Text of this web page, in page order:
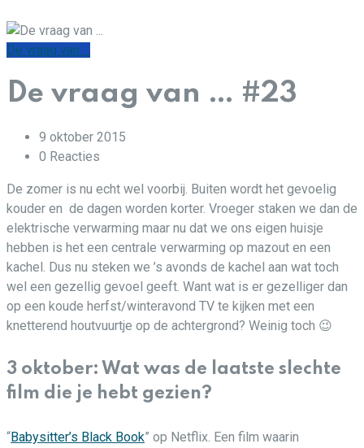
De vraag van ...
De vraag van … #23
9 oktober 2015
0 Reacties
De zomer is nu echt wel voorbij. Buiten wordt het gevoelig
kouder en de dagen worden korter. Vroeger staken we dan de
elektrische verwarming maar nu dat we ons eigen huisje
hebben is het een centrale verwarming op mazout en een
kachel. Dus nu steken we ’s avonds de kachel aan wat toch
wel een gezellig gevoel geeft. Want wat is er gezelliger dan
op een koude herfst/winteravond TV te kijken met een
knetterend houtvuurtje op de achtergrond? Weinig toch 😉
3 oktober: Wat was de laatste slechte
film die je hebt gezien?
“Babysitter’s Black Book” op Netflix. Een film waarin